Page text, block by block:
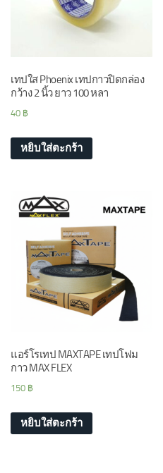
เทปใส Phoenix เทปกาวปิดกล่อง
กว้าง 2 นิ้ว ยาว 100 หลา
40 ฿
หยิบใส่ตะกร้า
แอร์โรเทป MAXTAPE เทปโฟม
กาว MAX FLEX
150 ฿
หยิบใส่ตะกร้า